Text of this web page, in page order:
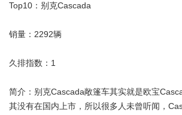
Top10：别克Cascada
销量：2292辆
久排指数：1
简介：别克Cascada敞篷车其实就是欧宝
其没有在国内上市，所以很多人未曾听闻，